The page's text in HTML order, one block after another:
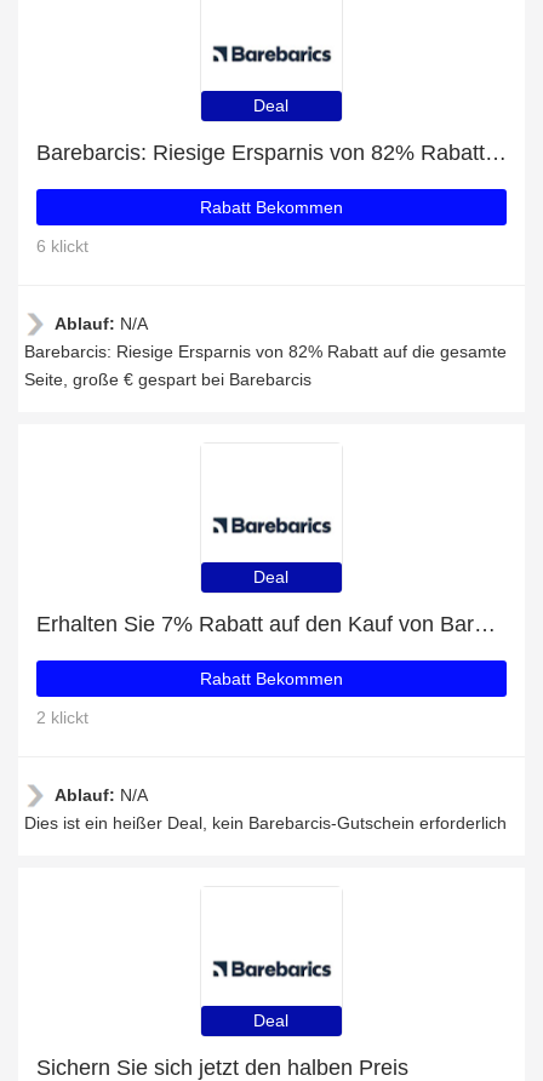
Deal
Barebarcis: Riesige Ersparnis von 82% Rabatt auf die gesamte Seite
Rabatt Bekommen
6 klickt
Ablauf: N/A
Barebarcis: Riesige Ersparnis von 82% Rabatt auf die gesamte
Seite, große € gespart bei Barebarcis
Deal
Erhalten Sie 7% Rabatt auf den Kauf von Barebarcis
Rabatt Bekommen
2 klickt
Ablauf: N/A
Dies ist ein heißer Deal, kein Barebarcis-Gutschein erforderlich
Deal
Sichern Sie sich jetzt den halben Preis